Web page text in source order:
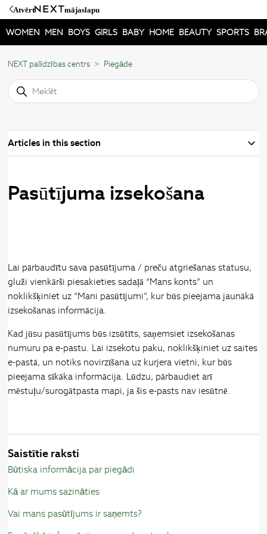
Atvērt mājaslapu
WOMEN MEN BOYS GIRLS BABY HOME BEAUTY SPORTS
NEXT palīdzības centrs Piegāde
Articles in this section
Pasūtījuma izsekošana
Lai pārbaudītu sava pasūtījuma / preču atgriešanas statusu,
gluži vienkārši piesakieties sadaļā “Mans konts” un
noklikšķiniet uz “Mani pasūtījumi”, kur būs pieejama jaunākā
izsekošanas informācija.
Kad jūsu pasūtījums būs izsūtīts, saņemsiet izsekošanas
numuru pa e-pastu. Lai izsekotu paku, noklikšķiniet uz saites
e-pastā, un notiks novirzīšana uz kurjera vietni, kur būs
pieejama sīkāka informācija. Lūdzu, pārbaudiet arī
mēstuļu/surogātpasta mapi, ja šis e-pasts nav iesūtnē.
Saistītie raksti
Būtiska informācija par piegādi
Kā ar mums sazināties
Vai mans pasūtījums ir saņemts?